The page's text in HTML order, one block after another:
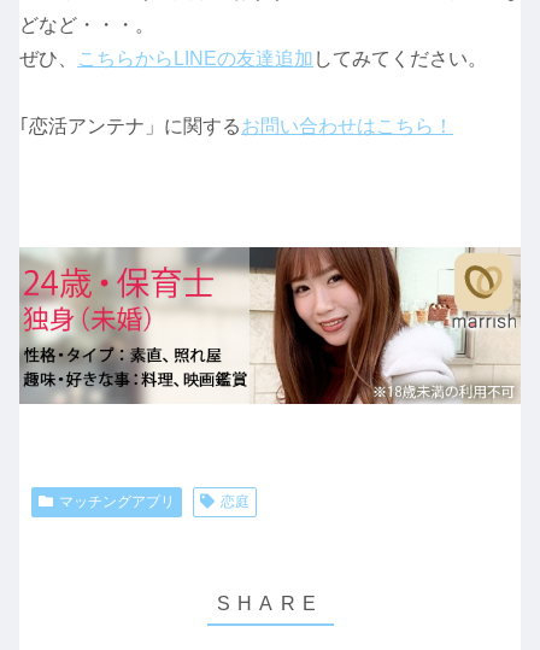
どなど・・・。
ぜひ、
こちらからLINEの友達追加 してみてください。
｢恋活アンテナ」に関するお問い合わせはこちら！
マッチングアプリ 恋庭